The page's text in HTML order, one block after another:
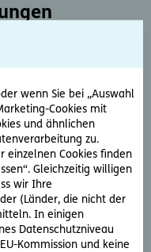
wenn Sie bei „Auswahl
Cookies mit
und ähnlichen
zu.
einzelnen Cookies finden
Gleichzeitig willigen
wir Ihre
(Länder, die nicht der
In einigen
Datenschutzniveau
Kommission und keine
Rechtsexperten
und schnell.